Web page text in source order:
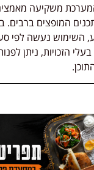
משקיעה
המופצים
הזכויות, ניתן